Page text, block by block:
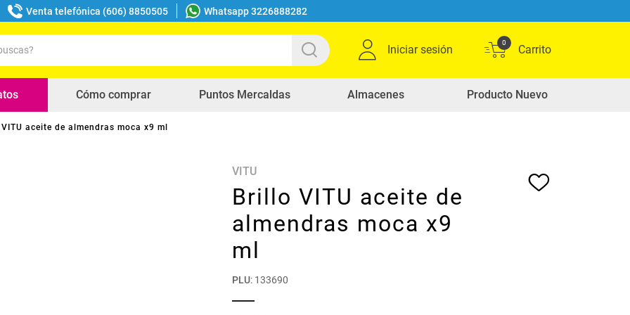
Venta telefónica (606) 8850505 Whatsapp 3226888282
Iniciar sesión
0
Cómo comprar Puntos Mercaldas Almacenes Producto Nuevo
aceite de almendras moca x9 ml
VITU
Brillo VITU aceite de
almendras moca x9
ml
PLU: 133690
buscados